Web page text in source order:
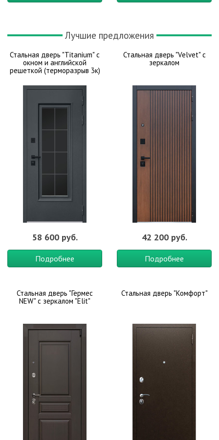
Лучшие предложения
Стальная дверь "Titanium" с
окном и английской
решеткой (терморазрыв 3к)
58 600 руб.
Подробнее
Стальная дверь "Velvet" с
зеркалом
42 200 руб.
Подробнее
Стальная дверь "Гермес
NEW" с зеркалом "Elit"
Стальная дверь "Комфорт"